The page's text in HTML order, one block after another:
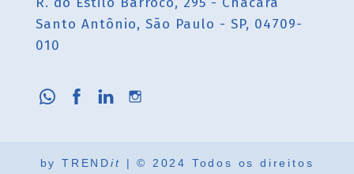
Santo Antônio, São Paulo - SP, 04709-
010
byTRENDit | © 2024 Todos os direitos